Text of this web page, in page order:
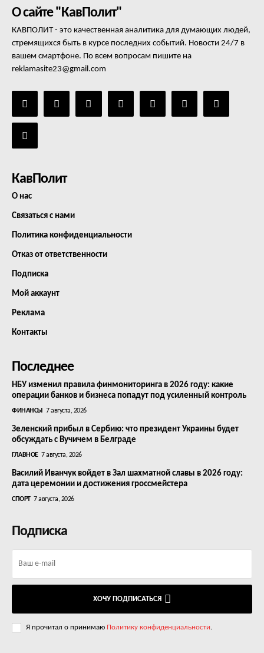
О сайте "КавПолит"
КАВПОЛИТ - это качественная аналитика для думающих людей,
стремящихся быть в курсе последних событий. Новости 24/7 в
вашем смартфоне. По всем вопросам пишите на
reklamasite23@gmail.com
КавПолит
О нас
Связаться с нами
Политика конфиденциальности
Отказ от ответственности
Подписка
Мой аккаунт
Реклама
Контакты
Последнее
НБУ изменил правила финмониторинга в 2026 году: какие
операции банков и бизнеса попадут под усиленный контроль
ФИНАНСЫ 7 августа, 2026
Зеленский прибыл в Сербию: что президент Украины будет
обсуждать с Вучичем в Белграде
ГЛАВНОЕ 7 августа, 2026
Василий Иванчук войдет в Зал шахматной славы в 2026 году:
дата церемонии и достижения гроссмейстера
СПОРТ 7 августа, 2026
Подписка
ХОЧУ ПОДПИСАТЬСЯ
Я прочитал о принимаю Политику конфиденциальности.